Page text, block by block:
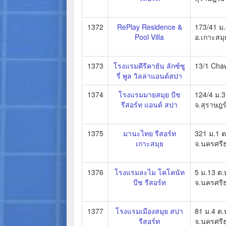
1372
RePlay Residence &
Pool Villa
173/41 ม
อ.เกาะส
1373
โรงแรมคีรีคายัน ลักซ์ซู
รี่ พูล วิลล่าแอนด์สปา
13/1
1374
โรงแรมมายสมุย บีช
รีสอร์ท แอนด์ สปา
124/4 ม
จ.สุราษฎ
1375
มานะไทย รีสอร์ท
เกาะสมุย
321 ม.1
จ.นครศรี
1376
โรงแรมละไม โคโคนัท
บีช รีสอร์ท
5 ม.13 ต
จ.นครศรี
1377
โรงแรมเมืองสมุย สปา
รีสอร์ท
81 ม.4 ต
จ.นครศรี